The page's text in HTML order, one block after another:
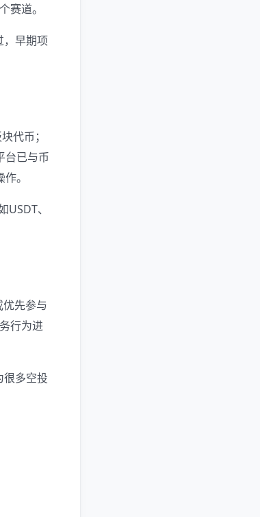
赛道。
，早期项
代币；
台已与币
。
、
先参与
行为进
很多空投